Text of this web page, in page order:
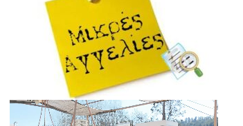
Πρόγραμμα